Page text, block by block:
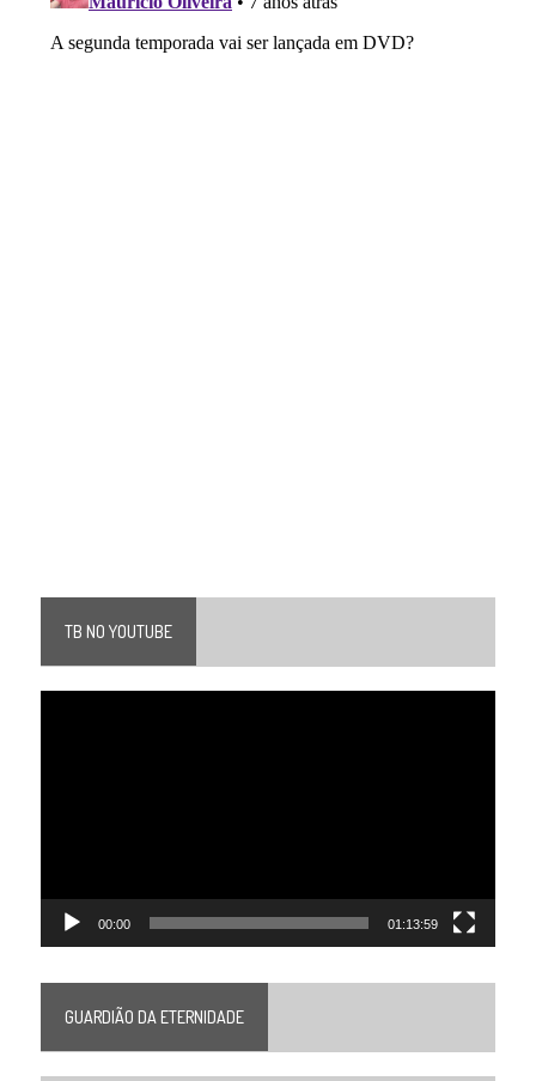
TB NO YOUTUBE
00:00 01:13:59
GUARDIÃO DA ETERNIDADE